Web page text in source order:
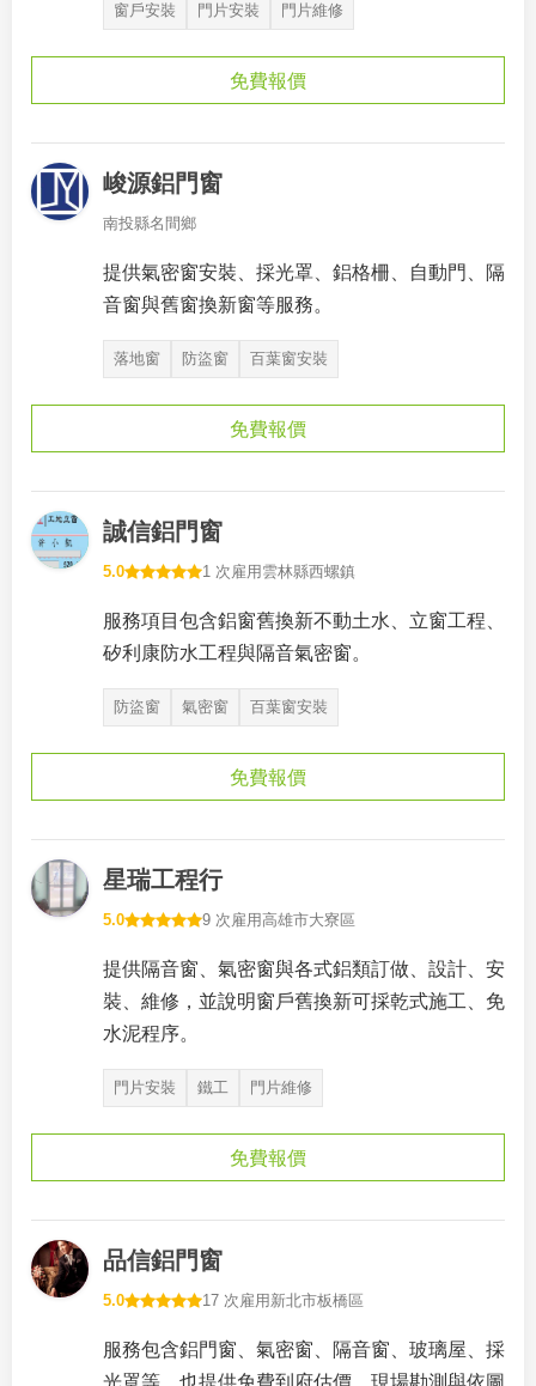
窗戶安裝 門片安裝 門片維修
免費報價
峻源鋁門窗
南投縣名間鄉
提供氣密窗安裝、採光罩、鋁格柵、自動門、隔
音窗與舊窗換新窗等服務。
落地窗 防盜窗 百葉窗安裝
免費報價
誠信鋁門窗
5.0 1 次雇用 雲林縣西螺鎮
服務項目包含鋁窗舊換新不動土水、立窗工程、
矽利康防水工程與隔音氣密窗。
防盜窗 氣密窗 百葉窗安裝
免費報價
星瑞工程行
5.0 9 次雇用高雄市大寮區
提供隔音窗、氣密窗與各式鋁類訂做、設計、安
裝、維修，並說明窗戶舊換新可採乾式施工、免
水泥程序。
門片安裝 鐵工 門片維修
免費報價
品信鋁門窗
5.0 17 次雇用 新北市板橋區
服務包含鋁門窗、氣密窗、隔音窗、玻璃屋、採
光罩等，也提供免費到府估價、現場勘測與依圖